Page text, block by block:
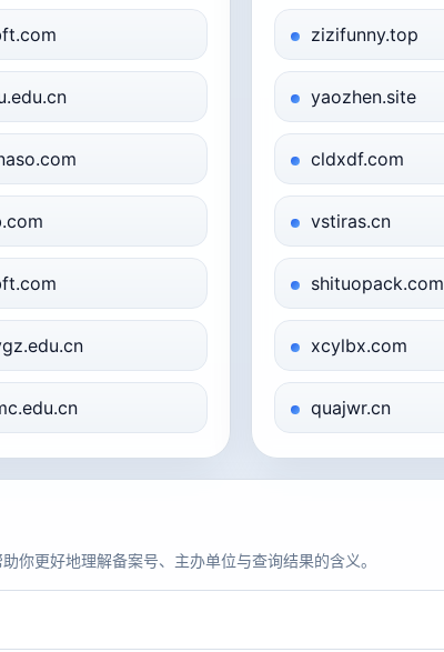
zizifunny.top
yaozhen.site
cldxdf.com
vstiras.cn
shituopack.com
xcylbx.com
quajwr.cn
你更好地理解备案号、主办单位与查询结果的含义。